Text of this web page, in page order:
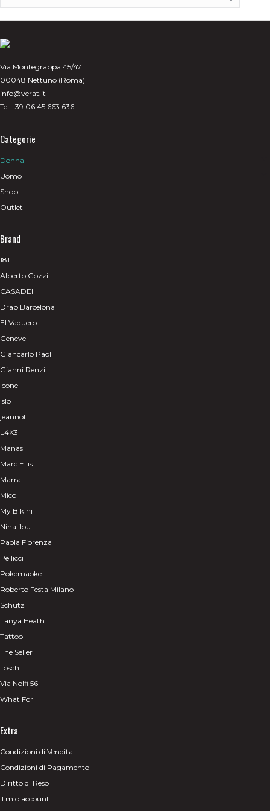
Via Montegrappa 45/47
00048 Nettuno (Roma)
info@verat.it
Tel +39 06 45 663 636
Categorie
Donna
Uomo
Shop
Outlet
Brand
181
Alberto Gozzi
CASADEI
Drap Barcelona
El Vaquero
Geneve
Giancarlo Paoli
Gianni Renzi
Icone
Islo
jeannot
L4K3
Manas
Marc Ellis
Marra
Micol
My Bikini
Ninalilou
Paola Fiorenza
Pellicci
Pokemaoke
Roberto Festa Milano
Schutz
Tanya Heath
Tattoo
The Seller
Toschi
Via Nolfi 56
What For
Extra
Condizioni di Vendita
Condizioni di Pagamento
Diritto di Reso
Il mio account